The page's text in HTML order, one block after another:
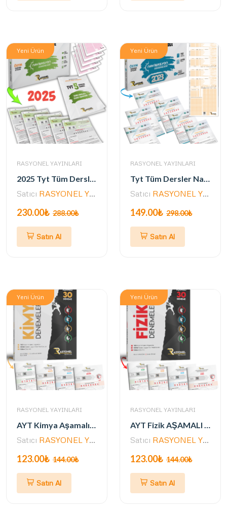
Yeni Ürün
RASYONEL YAYINLARI
2025 Tyt Tüm Dersler Navigasyon 5'li Genel Deneme Seti (ÖSYM AYARINDA)
Satıcı RASYONEL YAYINLARI
230.00₺ 288.00₺
Satın Al
Yeni Ürün
RASYONEL YAYINLARI
Tyt Tüm Dersler Navigasyon 6 lı Genel Deneme Seti (Müfredata Uygun-ÖSYM Ayarında)
Satıcı RASYONEL YAYINLARI
149.00₺ 298.00₺
Satın Al
Yeni Ürün
RASYONEL YAYINLARI
AYT Kimya Aşamalı 30 Deneme (Alpinist Serisi) (Yazarlarından Video Çözümlü)
Satıcı RASYONEL YAYINLARI
123.00₺ 144.00₺
Satın Al
Yeni Ürün
RASYONEL YAYINLARI
AYT Fizik AŞAMALI 30 Deneme Seti (ALPİNİST SERİSİ / ÖSYM AYARINDA)
Satıcı RASYONEL YAYINLARI
123.00₺ 144.00₺
Satın Al